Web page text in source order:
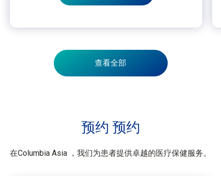
查看全部
预约 预约
在Columbia Asia ，我们为患者提供卓越的医疗保健服务。